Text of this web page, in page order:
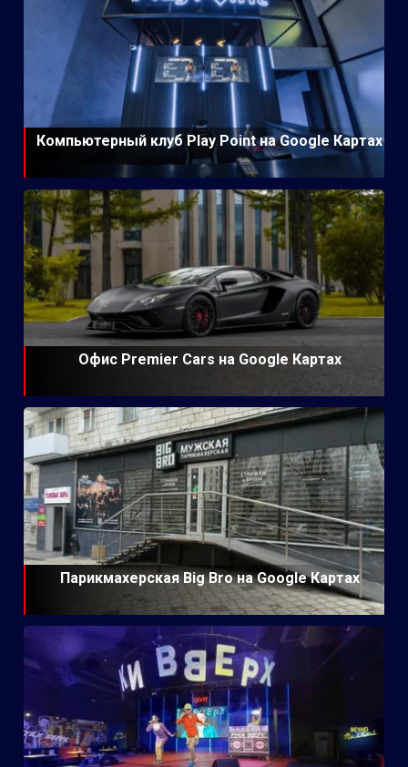
Компьютерный клуб Play Point на Google Картах
Офис Premier Cars на Google Картах
Парикмахерская Big Bro на Google Картах